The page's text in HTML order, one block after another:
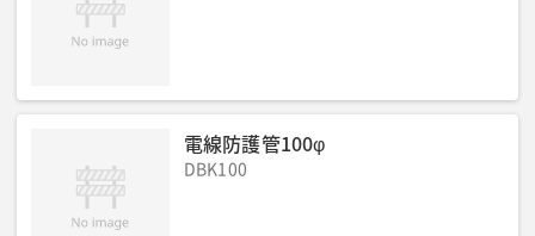
電線防護管100φ
DBK100